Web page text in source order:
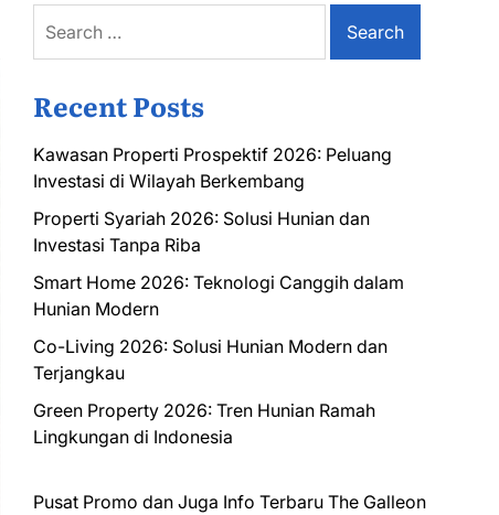
for:
Recent Posts
Kawasan Properti Prospektif 2026: Peluang
Investasi di Wilayah Berkembang
Properti Syariah 2026: Solusi Hunian dan
Investasi Tanpa Riba
Smart Home 2026: Teknologi Canggih dalam
Hunian Modern
Co-Living 2026: Solusi Hunian Modern dan
Terjangkau
Green Property 2026: Tren Hunian Ramah
Lingkungan di Indonesia
Pusat Promo dan Juga Info Terbaru The Galleon